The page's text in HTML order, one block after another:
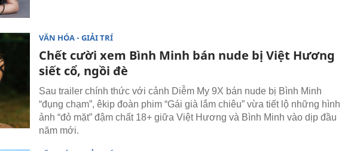
VĂN HÓA - GIẢI TRÍ
Chết cười xem Bình Minh bán nude bị Việt Hương
siết cổ, ngồi đè
Sau trailer chính thức với cảnh Diễm My 9X bán nude bị Bình Minh
“đụng chạm”, êkip đoàn phim “Gái già lắm chiêu” vừa tiết lộ những hình
ảnh “đỏ mặt” đậm chất 18+ giữa Việt Hương và Bình Minh vào dịp đầu
năm mới.